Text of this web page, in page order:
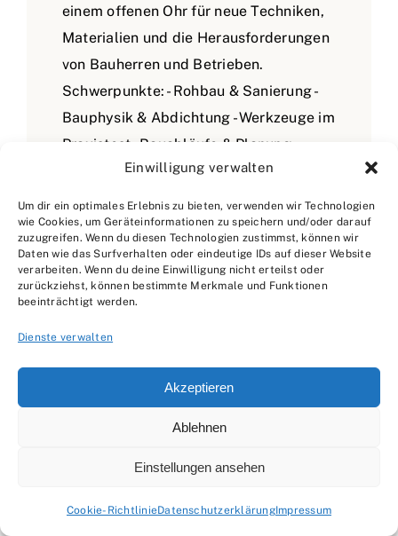
Einwilligung verwalten
Um dir ein optimales Erlebnis zu bieten, verwenden wir Technologien
wie Cookies, um Geräteinformationen zu speichern und/oder darauf
zuzugreifen. Wenn du diesen Technologien zustimmst, können wir
Daten wie das Surfverhalten oder eindeutige IDs auf dieser Website
verarbeiten. Wenn du deine Einwilligung nicht erteilst oder
zurückziehst, können bestimmte Merkmale und Funktionen
beeinträchtigt werden.
Dienste verwalten
Akzeptieren
Ablehnen
Einstellungen ansehen
Cookie-RichtlinieDatenschutzerklärungImpressum
einem offenen Ohr für neue Techniken,
Materialien und die Herausforderungen
von Bauherren und Betrieben.
Schwerpunkte: - Rohbau & Sanierung -
Bauphysik & Abdichtung - Werkzeuge im
Praxistest - Bauabläufe & Planung -
Fachwissen für Bauherren und
Handwerksbetriebe
Weitere ähnliche Beiträge: